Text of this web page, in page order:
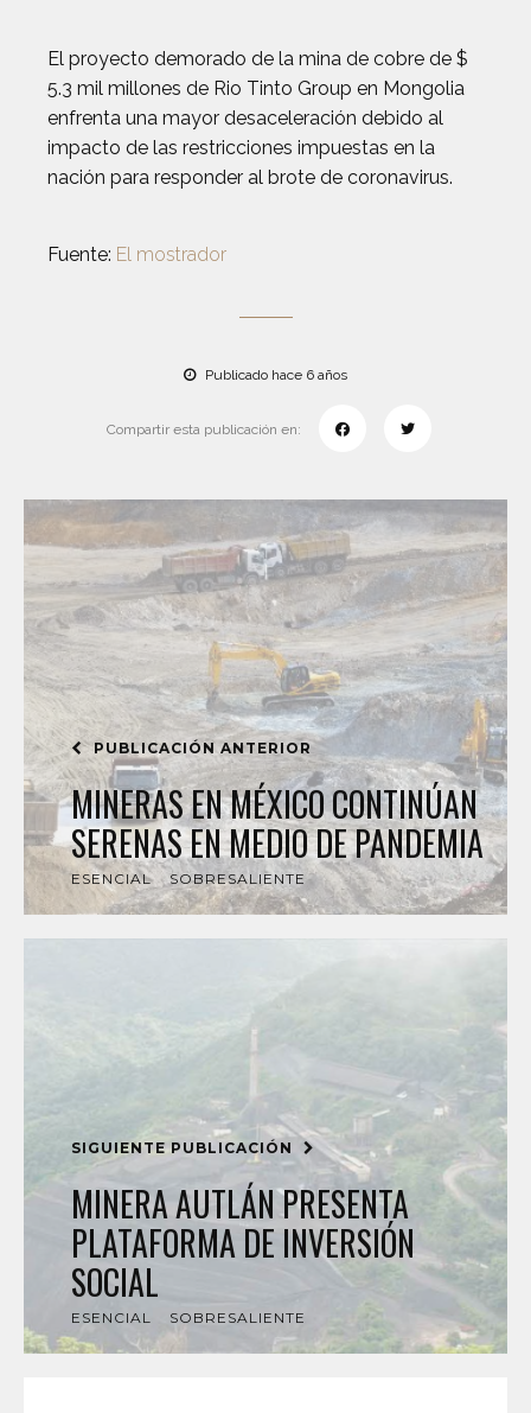
El proyecto demorado de la mina de cobre de $
5.3 mil millones de Rio Tinto Group en Mongolia
enfrenta una mayor desaceleración debido al
impacto de las restricciones impuestas en la
nación para responder al brote de coronavirus.
Fuente: El mostrador
Publicado hace 6 años
Compartir esta publicación en:
PUBLICACIÓN ANTERIOR
MINERAS EN MÉXICO CONTINÚAN
SERENAS EN MEDIO DE PANDEMIA
ESENCIAL SOBRESALIENTE
SIGUIENTE PUBLICACIÓN
MINERA AUTLÁN PRESENTA
PLATAFORMA DE INVERSIÓN
SOCIAL
ESENCIAL SOBRESALIENTE